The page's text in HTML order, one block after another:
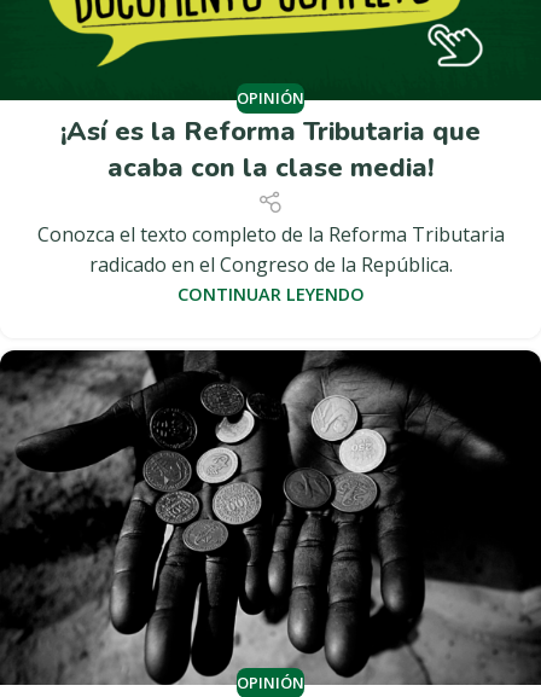
OPINIÓN
¡Así es la Reforma Tributaria que
acaba con la clase media!
Conozca el texto completo de la Reforma Tributaria
radicado en el Congreso de la República.
CONTINUAR LEYENDO
OPINIÓN